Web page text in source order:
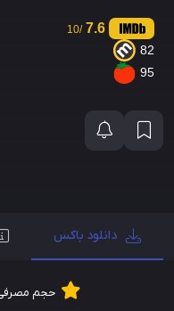
7.6
/10
82
95
دانلود باکس
حجم